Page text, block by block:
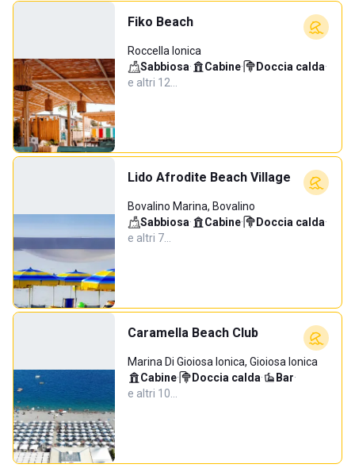
Fiko Beach
Roccella Ionica
Sabbiosa· Cabine· Doccia calda·
e altri 12…
Lido Afrodite Beach Village
Bovalino Marina, Bovalino
Sabbiosa· Cabine· Doccia calda·
e altri 7…
Caramella Beach Club
Marina Di Gioiosa Ionica, Gioiosa Ionica
Cabine· Doccia calda· Bar·
e altri 10…